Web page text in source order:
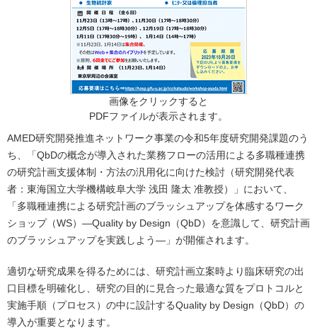
AMED研究開発推進ネットワーク事業の令和5年度研究開発課題のう
ち、「QbDの概念が導入された業務フローの活用による多職種連携
の研究計画支援体制・方法の汎用化に向けた検討（研究開発代表
者：東海国立大学機構岐阜大学 浅田 隆太 准教授）」において、
「多職種連携による研究計画のブラッシュアップを体感するワーク
ショップ（WS）―Quality by Design（QbD）を意識して、研究計画
のブラッシュアップを実践しよう―」が開催されます。
適切な研究成果を得るためには、研究計画立案時より臨床研究の出
口目標を明確化し、研究の目的に見合った最適な質をプロトコルと
実施手順（プロセス）の中に設計するQuality by Design（QbD）の
導入が重要となります。
画像をクリックすると
PDFファイルが表示されます。